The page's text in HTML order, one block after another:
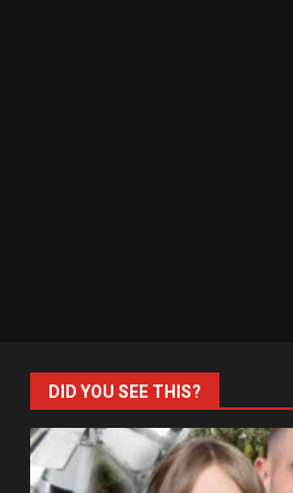
DID YOU SEE THIS?